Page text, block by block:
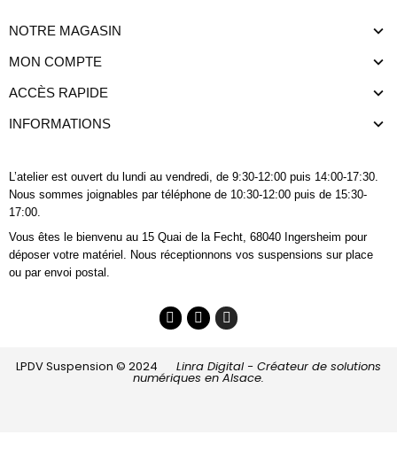
NOTRE MAGASIN
MON COMPTE
ACCÈS RAPIDE
INFORMATIONS
L’atelier est ouvert du lundi au vendredi, de 9:30-12:00 puis 14:00-17:30.
Nous sommes joignables par téléphone de 10:30-12:00 puis de 15:30-
17:00.
Vous êtes le bienvenu au 15 Quai de la Fecht, 68040 Ingersheim pour
déposer votre matériel. Nous réceptionnons vos suspensions sur place
ou par envoi postal.
LPDV Suspension © 2024 Linra Digital - Créateur de solutions
numériques en Alsace.